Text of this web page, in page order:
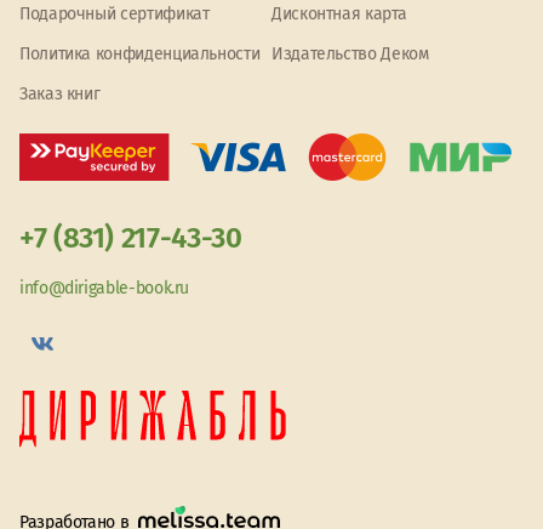
Подарочный сертификат
Дисконтная карта
Политика конфиденциальности
Издательство Деком
Заказ книг
+7 (831) 217-43-30
info@dirigable-book.ru
Разработано в